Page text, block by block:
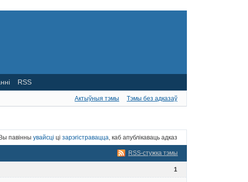
RSS
Актыўныя тэмы Тэмы без адказаў
павінны увайсці ці зарэгістравацца , каб апублікаваць адказ
RSS-стужка тэмы
1